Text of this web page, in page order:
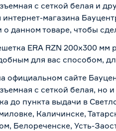
с сеткой белая и
магазина
данном товаре, чтобы
ERA RZN 200х300
для вас способом,
официальном сайте
с сеткой белая, но
до пункта выдачи в
Каличинске,
Белореченске, Усть-